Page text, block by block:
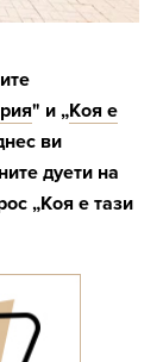
" и „Коя е
ви
дуети на
„Коя е тази